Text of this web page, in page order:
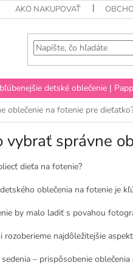
AKO NAKUPOVAŤ
detské oblečenie |
oblečenie na fotenie pre
vybrať správne
dieťa na fotenie?
oblečenia na fotenie je
by malo ladiť s povahou
rozoberieme najdôležitejšie
– prispôsobenie